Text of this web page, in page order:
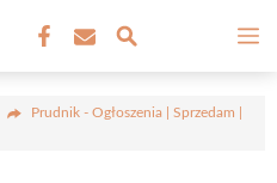
Prudnik - Ogłoszenia | Sprzedam |